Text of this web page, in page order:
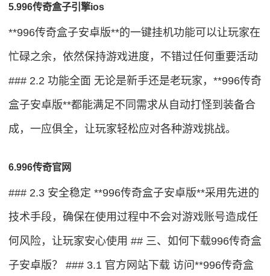
5.996传奇盒子引擎ios
**996传奇盒子安卓版**的一键挂机功能可以让玩家在
忙碌之余，依然保持游戏进度，不错过任何重要活动
### 2.2 功能全面 无论是新手还是老玩家，**996传奇
盒子安卓版**都能满足不同需求从自动打怪到装备合
成，一应俱全，让玩家轻松应对各种游戏挑战。
6.996传奇官网
### 2.3 安全稳定 **996传奇盒子安卓版**采用先进的
技术手段，确保在使用过程中不会对游戏账号造成任
何风险，让玩家安心使用 ## 三、如何下载996传奇盒
子安卓版？ ### 3.1 官方网站下载 访问**996传奇盒